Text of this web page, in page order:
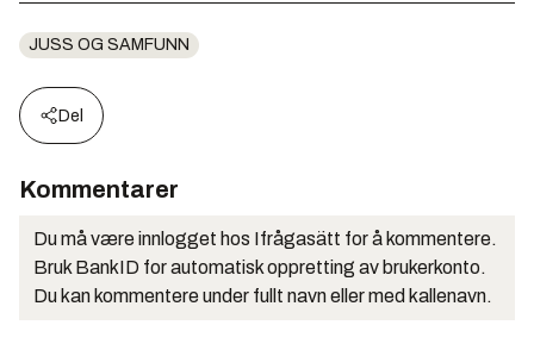
JUSS OG SAMFUNN
Del
Kommentarer
Du må være innlogget hos Ifrågasätt for å kommentere.
Bruk BankID for automatisk oppretting av brukerkonto.
Du kan kommentere under fullt navn eller med kallenavn.